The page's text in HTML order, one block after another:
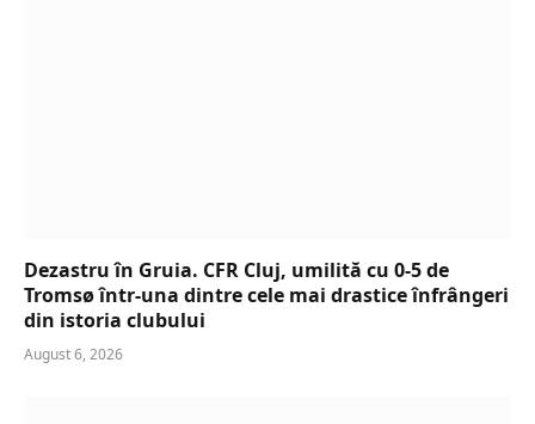
Dezastru în Gruia. CFR Cluj, umilită cu 0-5 de
Tromsø într-una dintre cele mai drastice înfrângeri
din istoria clubului
August 6, 2026